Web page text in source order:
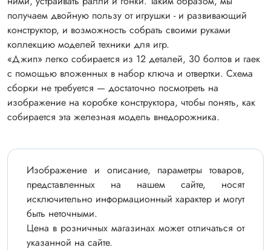
получаем двойную пользу от игрушки - и развивающий
конструктор, и возможность собрать своими руками
коллекцию моделей техники для игр.
«Джип» легко собирается из 12 деталей, 30 болтов и гаек
с помощью вложенных в набор ключа и отвертки. Схема
сборки не требуется — достаточно посмотреть на
изображение на коробке конструктора, чтобы понять, как
собирается эта железная модель внедорожника.
Изображение и описание, параметры товаров,
представленных на нашем сайте, носят
исключительно информационный характер и могут
быть неточными.
Цена в розничных магазинах может отличаться от
указанной на сайте.